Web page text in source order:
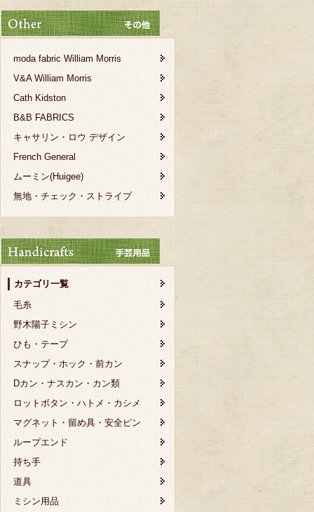
moda fabric William Morris
V&A William Morris
Cath Kidston
B&B FABRICS
キャサリン・ロウ デザイン
French General
ムーミン(Huigee)
無地・チェック・ストライプ
カテゴリ一覧
毛糸
野木陽子ミシン
ひも・テープ
スナップ・ホック・前カン
Dカン・ナスカン・カン類
ロットボタン・ハトメ・カシメ
マグネット・留め具・安全ピン
ループエンド
持ち手
道具
ミシン用品